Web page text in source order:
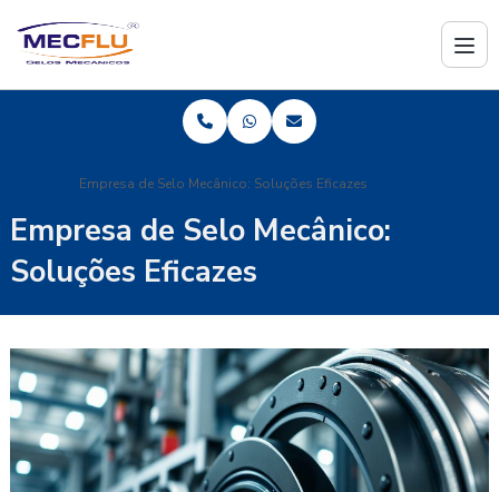
Empresa de Selo Mecânico: Soluções Eficazes
Empresa de Selo Mecânico:
Soluções Eficazes